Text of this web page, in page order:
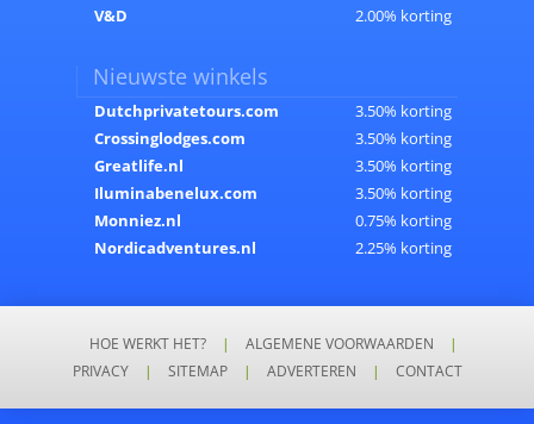
V&D
2.00% korting
Nieuwste winkels
Dutchprivatetours.com
3.50% korting
Crossinglodges.com
3.50% korting
Greatlife.nl
3.50% korting
Iluminabenelux.com
3.50% korting
Monniez.nl
0.75% korting
Nordicadventures.nl
2.25% korting
HOE WERKT HET? | ALGEMENE VOORWAARDEN
|
PRIVACY
| SITEMAP | ADVERTEREN | CONTACT